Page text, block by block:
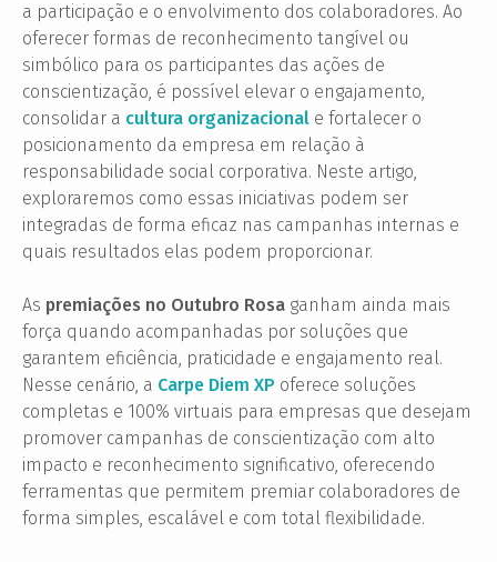
a participação e o envolvimento dos colaboradores. Ao
oferecer formas de reconhecimento tangível ou
simbólico para os participantes das ações de
conscientização, é possível elevar o engajamento,
consolidar a cultura organizacional e fortalecer o
posicionamento da empresa em relação à
responsabilidade social corporativa. Neste artigo,
exploraremos como essas iniciativas podem ser
integradas de forma eficaz nas campanhas internas e
quais resultados elas podem proporcionar.
As premiações no Outubro Rosa ganham ainda mais
força quando acompanhadas por soluções que
garantem eficiência, praticidade e engajamento real.
Nesse cenário, a Carpe Diem XP oferece soluções
completas e 100% virtuais para empresas que desejam
promover campanhas de conscientização com alto
impacto e reconhecimento significativo, oferecendo
ferramentas que permitem premiar colaboradores de
forma simples, escalável e com total flexibilidade.